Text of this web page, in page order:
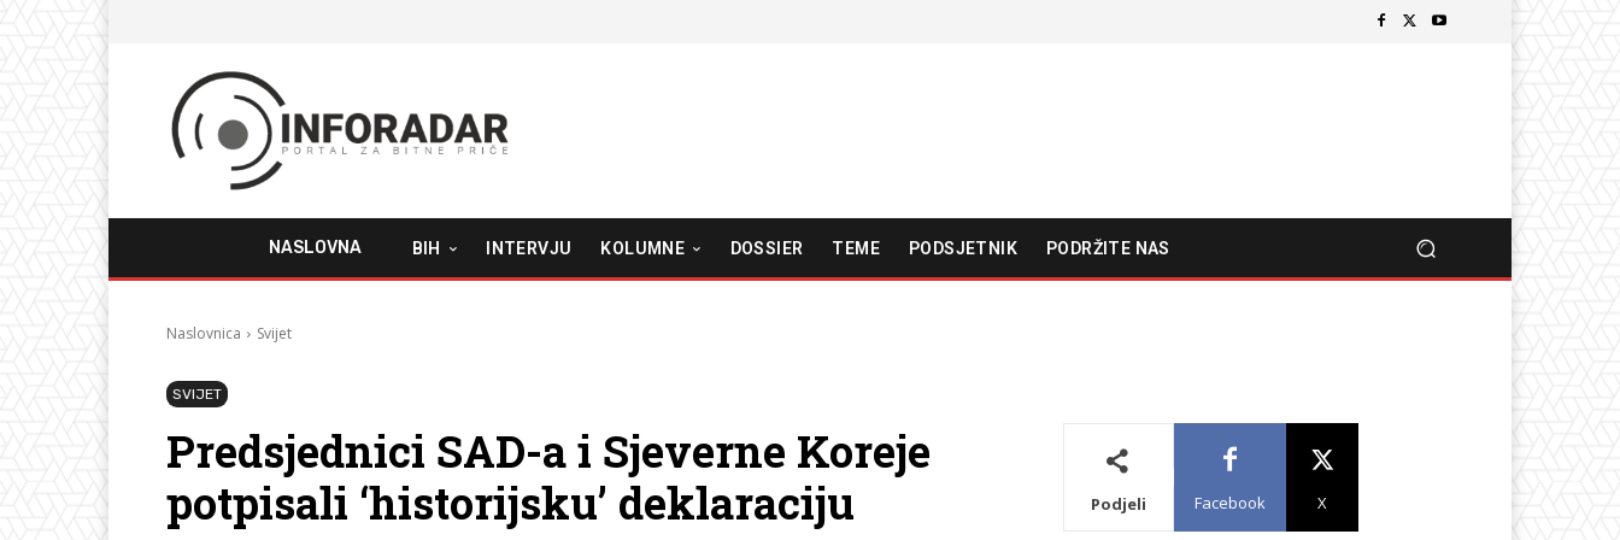
NASLOVNA BIH INTERVJU KOLUMNE DOSSIER TEME PODSJETNIK PODRŽITE NAS
Naslovnica Svijet
SVIJET
Predsjednici SAD-a i Sjeverne Koreje
potpisali ‘historijsku’ deklaraciju
Podjeli Facebook X